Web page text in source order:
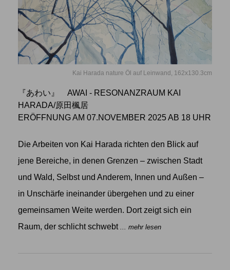
Kai Harada nature Öl auf Leinwand, 162x130.3cm
『あわい』 AWAI - RESONANZRAUM KAI
HARADA/原田楓居
ERÖFFNUNG AM 07.NOVEMBER 2025 AB 18 UHR
Die Arbeiten von Kai Harada richten den Blick auf
jene Bereiche, in denen Grenzen – zwischen Stadt
und Wald, Selbst und Anderem, Innen und Außen –
in Unschärfe ineinander übergehen und zu einer
gemeinsamen Weite werden. Dort zeigt sich ein
Raum, der schlicht schwebt
... mehr lesen